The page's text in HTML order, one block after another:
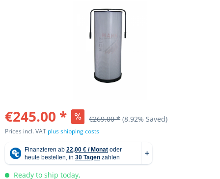
€245.00 * €269.00 * (8.92% Saved)
Prices incl. VAT plus shipping costs
Ready to ship today,